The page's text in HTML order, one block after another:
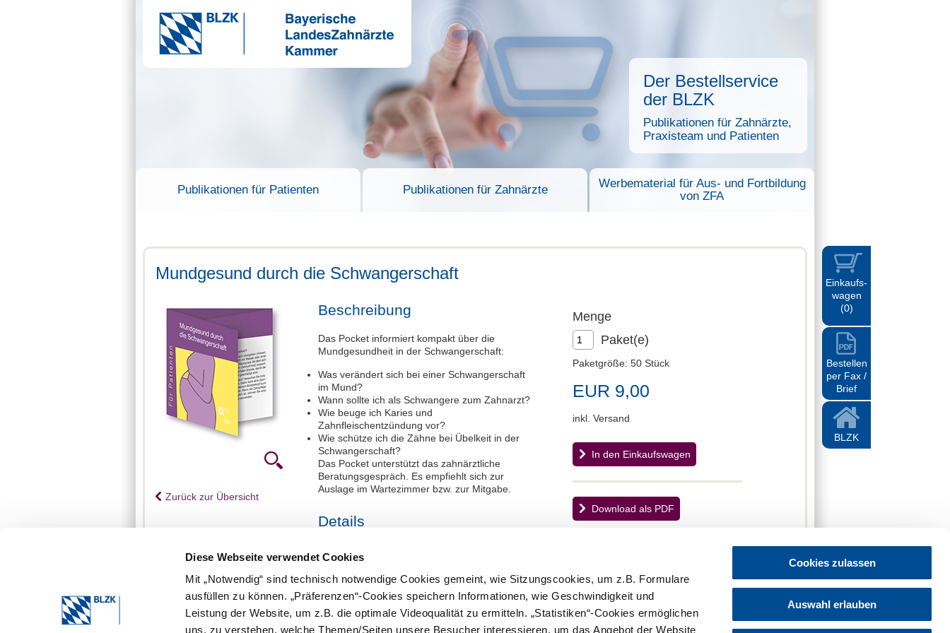
Diese Webseite verwendet Cookies
Mit „Notwendig“ sind technisch notwendige Cookies gemeint, wie Sitzungscookies, um z.B. Formulare
ausfüllen zu können. „Präferenzen“-Cookies speichern Informationen, wie Geschwindigkeit und
Leistung der Website, um z.B. die optimale Videoqualität zu ermitteln. „Statistiken“-Cookies ermöglichen
uns, zu verstehen, welche Themen/Seiten unsere Besucher interessieren, um das Angebot der Website
Cookies zulassen
Auswahl erlauben
Einkaufs-
wagen
(0)
Zur Kasse
Bestellen
per Fax /
Brief
BLZK
Der Bestellservice
der BLZK
Publikationen für Zahnärzte,
Praxisteam und Patienten
Publikationen für Patienten Publikationen für Zahnärzte
Werbematerial für Aus- und Fortbildung
von ZFA
Mundgesund durch die Schwangerschaft
Zurück zur Übersicht
Beschreibung
Das Pocket informiert kompakt über die
Mundgesundheit in der Schwangerschaft:
Was verändert sich bei einer Schwangerschaft
im Mund?
Wann sollte ich als Schwangere zum Zahnarzt?
Wie beuge ich Karies und
Zahnfleischentzündung vor?
Wie schütze ich die Zähne bei Übelkeit in der
Schwangerschaft?
Das Pocket unterstützt das zahnärztliche
Beratungsgespräch. Es empfiehlt sich zur
Auslage im Wartezimmer bzw. zur Mitgabe.
Details
Kapitel: 4
Maße: 12 x 12 cm geschlossen
Auch im Set erhältlich:
Menge
Paket(e)
Paketgröße: 50 Stück
EUR 9,00
inkl. Versand
In den Einkaufswagen
Download als PDF